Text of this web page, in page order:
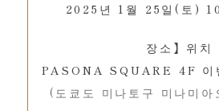
2025년 1월 25일(토)
장소】위치
PASONA SQUARE 4F 이
(도쿄도 미나토구 미나미